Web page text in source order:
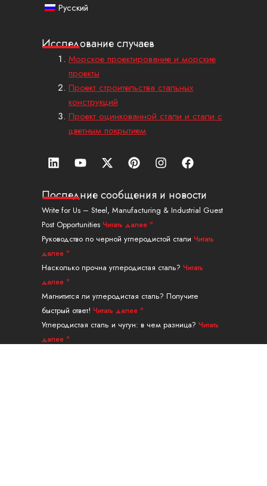
Русский
Исследование случаев
Морское проектирование и морские
проекты
Проект строительства стальных
конструкций
Проект оцинкованной стали и стали с
цветным покрытием
Л
и
к
е
д
и
н
Ю
т
б
X
-
в
и
т
т
е
П
и
т
е
р
е
с
И
н
т
а
г
а
Ф
е
с
б
у
Последние сообщения и новости
Write for Us – Steel, Manufacturing & Industrial Guest
Post Opportunities Читать далее "
Руководство по черной углеродистой стали Читать
далее "
Насколько прочна углеродистая сталь? Читать
далее "
Магнитится ли углеродистая сталь? Получите
быстрый ответ! Читать далее "
Углеродистая сталь и чугун: в чем разница? Читать
далее "